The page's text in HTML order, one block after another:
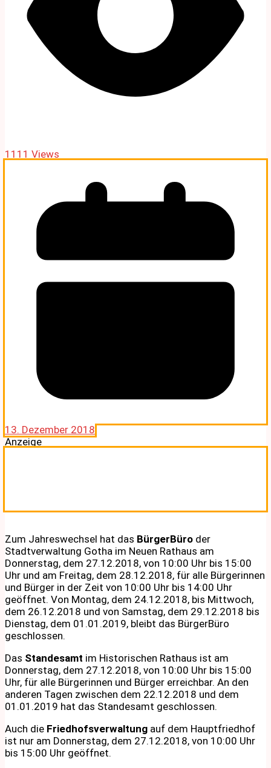
1111 Views
13. Dezember 2018
Anzeige
Zum Jahreswechsel hat das BürgerBüro der
Stadtverwaltung Gotha im Neuen Rathaus am
Donnerstag, dem 27.12.2018, von 10:00 Uhr bis 15:00
Uhr und am Freitag, dem 28.12.2018, für alle Bürgerinnen
und Bürger in der Zeit von 10:00 Uhr bis 14:00 Uhr
geöffnet. Von Montag, dem 24.12.2018, bis Mittwoch,
dem 26.12.2018 und von Samstag, dem 29.12.2018 bis
Dienstag, dem 01.01.2019, bleibt das BürgerBüro
geschlossen.
Das Standesamt im Historischen Rathaus ist am
Donnerstag, dem 27.12.2018, von 10:00 Uhr bis 15:00
Uhr, für alle Bürgerinnen und Bürger erreichbar. An den
anderen Tagen zwischen dem 22.12.2018 und dem
01.01.2019 hat das Standesamt geschlossen.
Auch die Friedhofsverwaltung auf dem Hauptfriedhof
ist nur am Donnerstag, dem 27.12.2018, von 10:00 Uhr
bis 15:00 Uhr geöffnet.